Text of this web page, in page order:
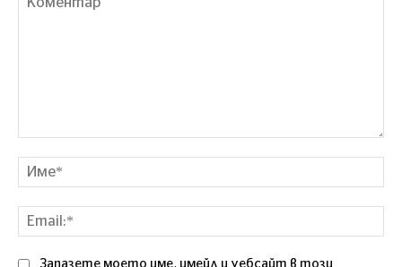
Запазете моето име, имейл и уебсайт в този